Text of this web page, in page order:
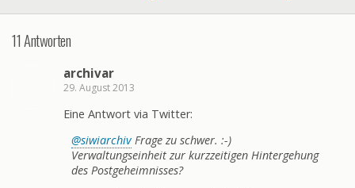
11 Antworten
archivar
29. August 2013
Eine Antwort via Twitter:
@siwiarchivFrage zu schwer. :-)
Verwaltungseinheit zur kurzzeitigen Hintergehung
des Postgeheimnisses?